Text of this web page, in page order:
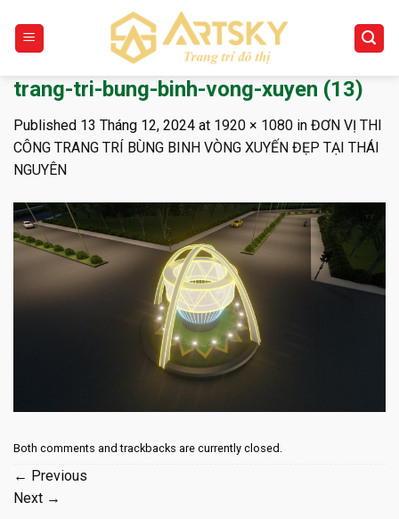
content
trang-tri-bung-binh-vong-xuyen (13)
Published 13 Tháng 12, 2024 at 1920 × 1080 in ĐƠN VỊ THI
CÔNG TRANG TRÍ BÙNG BINH VÒNG XUYẾN ĐẸP TẠI THÁI
NGUYÊN
Both comments and trackbacks are currently closed.
← Previous
Next →